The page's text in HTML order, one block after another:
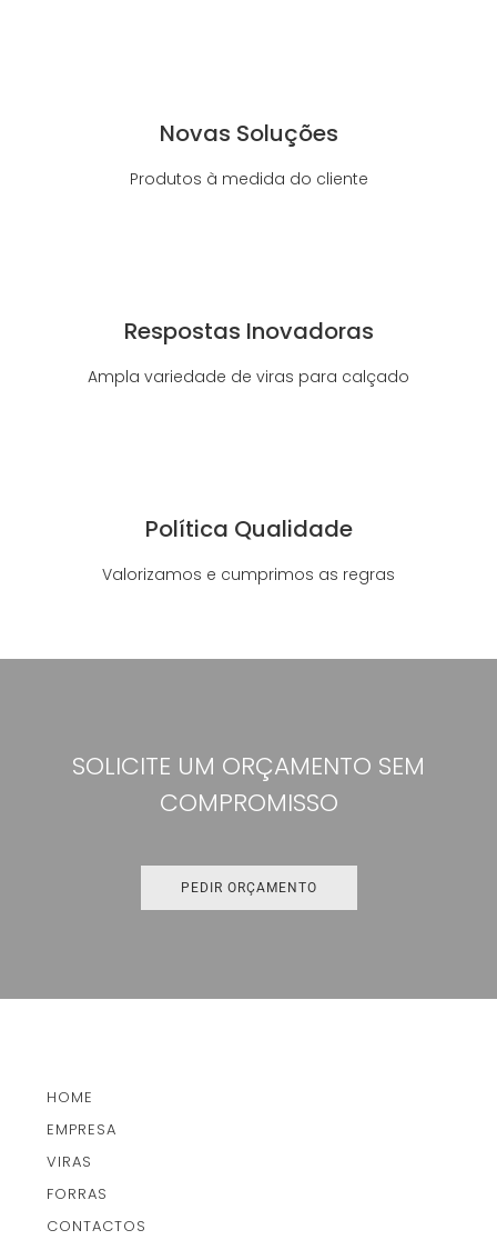
Novas Soluções
Produtos à medida do cliente
Respostas Inovadoras
Ampla variedade de viras para calçado
Política Qualidade
Valorizamos e cumprimos as regras
SOLICITE UM ORÇAMENTO SEM
COMPROMISSO
PEDIR ORÇAMENTO
HOME
EMPRESA
VIRAS
FORRAS
CONTACTOS